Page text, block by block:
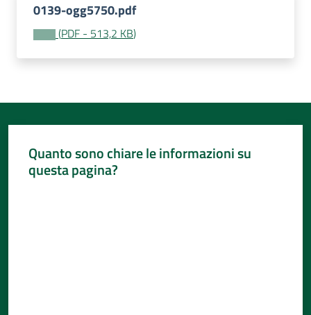
0139-ogg5750.pdf
(PDF - 513,2 KB)
Quanto sono chiare le informazioni su
questa pagina?